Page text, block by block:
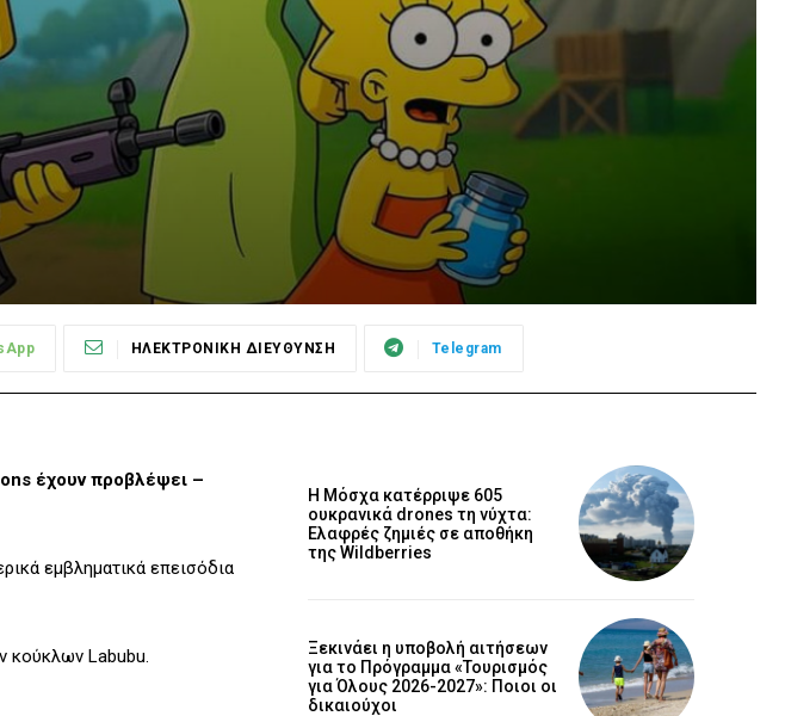
ΗΛΕΚΤΡΟΝΙΚΗ ΔΙΕΥΘΥΝΣΗ Telegram
έχουν προβλέψει –
εμβληματικά επεισόδια
κούκλων Labubu.
Η Μόσχα κατέρριψε 605
ουκρανικά drones τη νύχτα:
Ελαφρές ζημιές σε αποθήκη
της Wildberries
Ξεκινάει η υποβολή αιτήσεων
για το Πρόγραμμα «Τουρισμός
για Όλους 2026-2027»: Ποιοι οι
δικαιούχοι